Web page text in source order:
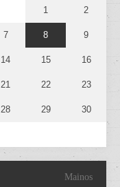
1 2
7 8 9
14 15 16
21 22 23
28 29 30
Mainos